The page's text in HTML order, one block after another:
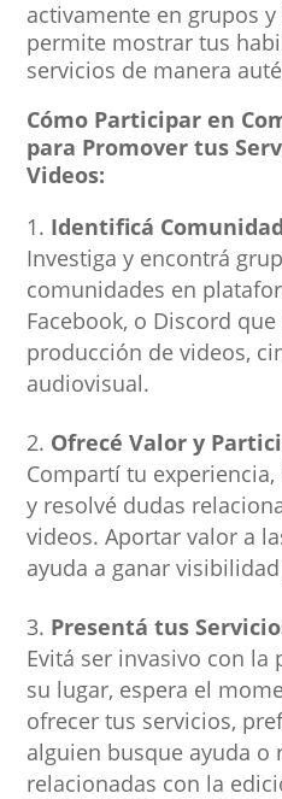
activamente en grupos
permite mostrar tus
servicios de manera
Cómo Participar en
para Promover tus
Videos:
Identificá
Investiga y encontrá
comunidades en
Facebook, o Discord
producción de videos,
audiovisual.
Ofrecé Valor y
Compartí tu
y resolvé dudas
videos. Aportar valor a
ayuda a ganar
Presentá tus
Evitá ser invasivo con la
su lugar, espera el
ofrecer tus servicios,
alguien busque ayuda o
relacionadas con la